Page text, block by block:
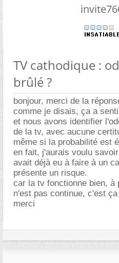
TV cathodique :
brûlé ?
bonjour, merci de la
comme je disais, ça a
et nous avons identifier
de la tv, avec aucune
même si la probabilité est
en fait, j'aurais voulu
avait déjà eu à faire à un
présente un risque.
car la tv fonctionne bien, à
n'est pas continue, c'est
merci